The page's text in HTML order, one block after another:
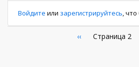
Войдите или зарегистрируйтесь,
Нумерация
←
‹‹ Страница 2